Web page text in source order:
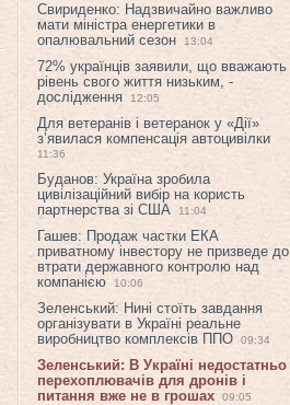
Свириденко: Надзвичайно важливо
мати міністра енергетики в
опалювальний сезон
13:04
72% українців заявили, що вважають
рівень свого життя низьким, -
дослідження
12:05
Для ветеранів і ветеранок у «Дії»
з’явилася компенсація автоцивілки
11:36
Буданов: Україна зробила
цивілізаційний вибір на користь
партнерства зі США
11:04
Гашев: Продаж частки ЕКА
приватному інвестору не призведе до
втрати державного контролю над
компанією
10:06
Зеленський: Нині стоїть завдання
організувати в Україні реальне
виробництво комплексів ППО
09:34
Зеленський: В Україні недостатньо
перехоплювачів для дронів і
питання вже не в грошах
09:05